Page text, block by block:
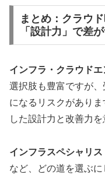
まとめ：クラウ
「設計力」で差が
インフラ・クラウド
選択肢も豊富ですが
になるリスクがあり
した設計力と改善力を
インフラスペシャリス
など、どの道を選ぶ